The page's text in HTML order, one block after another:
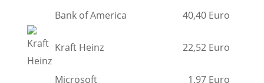
Bank of America 40,40 Euro
Kraft Heinz 22,52 Euro
Microsoft
1,97 Euro